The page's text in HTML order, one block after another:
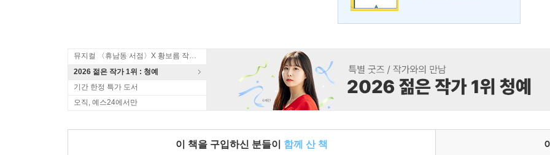
뮤지컬 〈휴남동 서점〉X 황보름 작가 북토크
2026 젊은 작가 1위 : 청예
기간 한정 특가 도서
오직, 예스24에서만
이 책을 구입하신 분들이 함께 산 책